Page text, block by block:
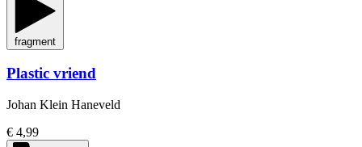
fragment
Plastic vriend
Johan Klein Haneveld
€ 4,99